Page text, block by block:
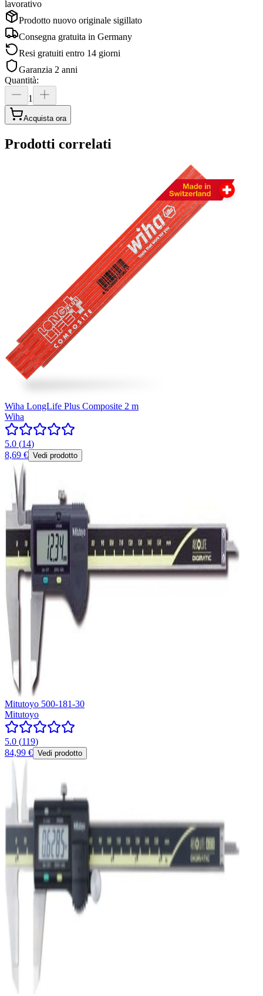
lavorativo
Prodotto nuovo originale sigillato
Consegna gratuita in Germany
Resi gratuiti entro 14 giorni
Garanzia 2 anni
Quantità:
1
Acquista ora
Prodotti correlati
Wiha LongLife Plus Composite 2 m
Wiha
5.0 (14)
8,69 € Vedi prodotto
Mitutoyo 500-181-30
Mitutoyo
5.0 (119)
84,99 € Vedi prodotto